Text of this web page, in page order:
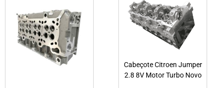
Cabeçote Citroen Jumper
2.8 8V Motor Turbo Novo